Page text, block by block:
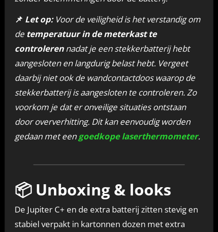
📌 Let op:Voor de veiligheid is het verstandig om
de temperatuur in de meterkast te
controlerennadat je een stekkerbatterij hebt
aangesloten en langdurig belast hebt. Vergeet
daarbij niet ook de wandcontactdoos waarop de
stekkerbatterij is aangesloten te controleren. Zo
voorkom je dat er onveilige situaties ontstaan
door oververhitting. Dit kan eenvoudig worden
gedaan met eengoedkope laserthermometer.
📦 Unboxing & looks
De Jupiter C+ en de extra batterij zitten stevig en
stabiel verpakt in kartonnen dozen met extra